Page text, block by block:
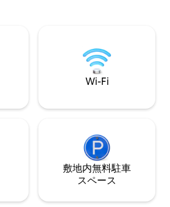
なカプリのピア
むことができま
Wi-Fi
敷地内無料駐⁠車
ス⁠ペ⁠ー⁠ス